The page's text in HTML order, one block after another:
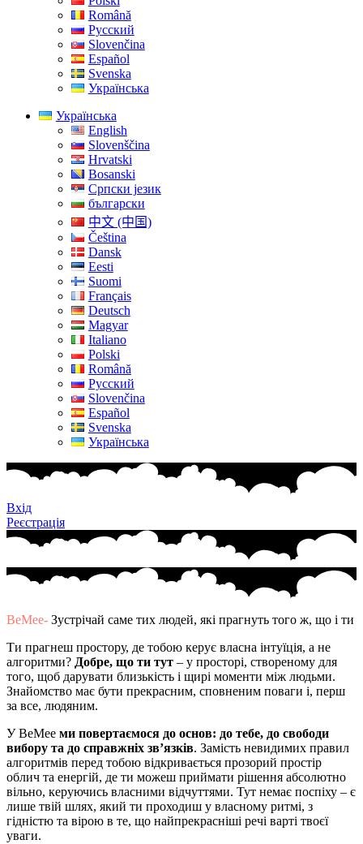
Română
Русский
Slovenčina
Español
Svenska
Українська
Українська
English
Slovenščina
Hrvatski
Bosanski
Српски језик
български
中文 (中国)
Čeština
Dansk
Eesti
Suomi
Français
Deutsch
Magyar
Italiano
Polski
Română
Русский
Slovenčina
Español
Svenska
Українська
Вхід
Реєстрація
BeMee- Зустрічай саме тих людей, які прагнуть того ж, що і ти
Ти прагнеш простору, де тобою керує власна інтуїція, а не
алгоритми? Добре, що ти тут – у просторі, створеному для
того, щоб дарувати близькість і щирі моменти між людьми.
Знайомство має бути прекрасним, сповненим поваги і, перш
за все, людяним.
У BeMee ми повертаємося до основ: до тебе, до свободи
вибору та до справжніх зв’язків. Замість невидимих правил
алгоритмів перед тобою відкривається прозорий простір
облич та енергій, де ти можеш приймати рішення абсолютно
вільно, керуючись власними відчуттями. Тут немає поспіху – є
лише твій шлях, який ти проходиш у власному ритмі, з
гідністю та вірою в те, що найпрекрасніші речі варті твоєї
уваги.